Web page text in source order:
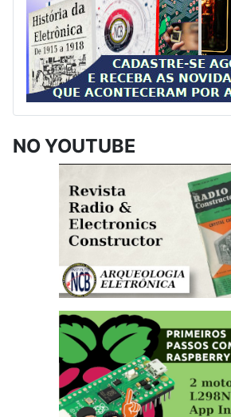
NO YOUTUBE